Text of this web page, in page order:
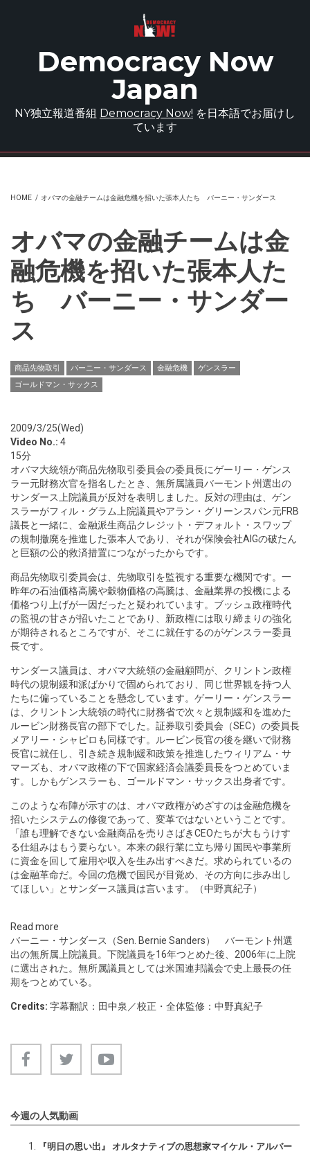
Democracy Now
Japan
NY独立報道番組 Democracy Now! を日本語でお届けし
ています
HOME / オバマの金融チームは金融危機を招いた張本人たち バーニー・サンダース
オバマの金融チームは金
融危機を招いた張本人た
ち バーニー・サンダー
ス
商品先物取引 バーニー・サンダース 金融危機
ゲンスラー
ゴールドマン・サックス
2009/3/25(Wed)
Video No.: 4
15分
オバマ大統領が商品先物取引委員会の委員長にゲーリー・ゲンス
ラー元財務次官を指名したとき、無所属議員バーモント州選出の
サンダース上院議員が反対を表明しました。反対の理由は、ゲン
スラーがフィル・グラム上院議員やアラン・グリーンスパン元FRB
議長と一緒に、金融派生商品クレジット・デフォルト・スワップ
の規制撤廃を推進した張本人であり、それが保険会社AIGの破たん
と巨額の公的救済措置につながったからです。
商品先物取引委員会は、先物取引を監視する重要な機関です。一
昨年の石油価格高騰や穀物価格の高騰は、金融業界の投機による
価格つり上げが一因だったと疑われています。ブッシュ政権時代
の監視の甘さが招いたことであり、新政権には取り締まりの強化
が期待されるところですが、そこに就任するのがゲンスラー委員
長です。
サンダース議員は、オバマ大統領の金融顧問が、クリントン政権
時代の規制緩和派ばかりで固められており、同じ世界観を持つ人
たちに偏っていることを懸念しています。ゲーリー・ゲンスラー
は、クリントン大統領の時代に財務省で次々と規制緩和を進めた
ルービン財務長官の部下でした。証券取引委員会（SEC）の委員長
メアリー・シャピロも同様です。ルービン長官の後を継いで財務
長官に就任し、引き続き規制緩和政策を推進したウィリアム・サ
マーズも、オバマ政権の下で国家経済会議委員長をつとめていま
す。しかもゲンスラーも、ゴールドマン・サックス出身者です。
このような布陣が示すのは、オバマ政権がめざすのは金融危機を
招いたシステムの修復であって、変革ではないということです。
「誰も理解できない金融商品を売りさばきCEOたちが大もうけす
る仕組みはもう要らない。本来の銀行業に立ち帰り国民や事業所
に資金を回して雇用や収入を生み出すべきだ。求められているの
は金融革命だ。今回の危機で国民が目覚め、その方向に歩み出し
てほしい」とサンダース議員は言います。（中野真紀子）
Read more
バーニー・サンダース（Sen. Bernie Sanders） バーモント州選
出の無所属上院議員。下院議員を16年つとめた後、2006年に上院
に選出された。無所属議員としては米国連邦議会で史上最長の任
期をつとめている。
Credits: 字幕翻訳：田中泉／校正・全体監修：中野真紀子
今週の人気動画
『明日の思い出』 オルタナティブの思想家マイケル・アルバー